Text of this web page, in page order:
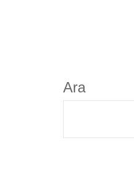
Ferhat R. KİBAROĞLU
SANAT
SAĞLIK
Ara